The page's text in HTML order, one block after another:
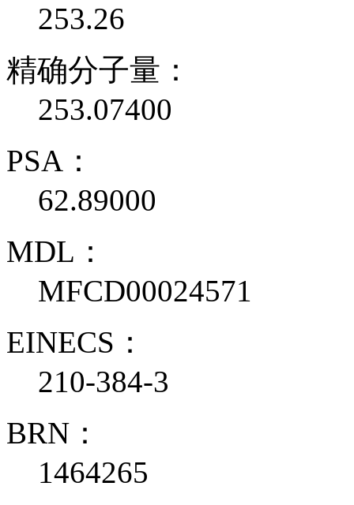
253.26
精确分子量：
253.07400
PSA：
62.89000
MDL：
MFCD00024571
EINECS：
210-384-3
BRN：
1464265